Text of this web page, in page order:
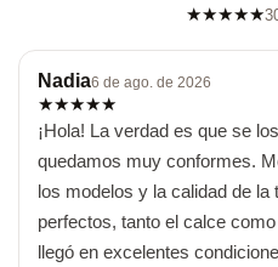
★★★★★
Nadia6 de ago. de 2026
★★★★★
¡Hola! La verdad es que se
quedamos muy conformes.
los modelos y la calidad de la
perfectos, tanto el calce
llegó en excelentes